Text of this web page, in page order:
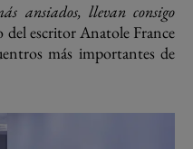
ansiados, llevan consigo
del escritor Anatole France
más importantes de